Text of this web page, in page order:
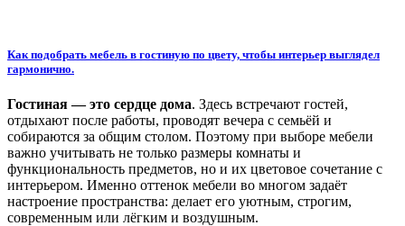
Как подобрать мебель в гостиную по цвету, чтобы интерьер выглядел
гармонично.
Гостиная — это сердце дома. Здесь встречают гостей,
отдыхают после работы, проводят вечера с семьёй и
собираются за общим столом. Поэтому при выборе мебели
важно учитывать не только размеры комнаты и
функциональность предметов, но и их цветовое сочетание с
интерьером. Именно оттенок мебели во многом задаёт
настроение пространства: делает его уютным, строгим,
современным или лёгким и воздушным.